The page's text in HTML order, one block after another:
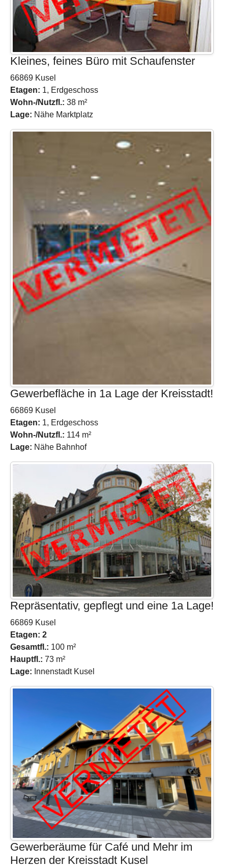
Kleines, feines Büro mit Schaufenster
66869 Kusel
Etagen: 1, Erdgeschoss
Wohn-/Nutzfl.: 38 m²
Lage: Nähe Marktplatz
Gewerbefläche in 1a Lage der Kreisstadt!
66869 Kusel
Etagen: 1, Erdgeschoss
Wohn-/Nutzfl.: 114 m²
Lage: Nähe Bahnhof
Repräsentativ, gepflegt und eine 1a Lage!
66869 Kusel
Etagen: 2
Gesamtfl.: 100 m²
Hauptfl.: 73 m²
Lage: Innenstadt Kusel
Gewerberäume für Café und Mehr im
Herzen der Kreisstadt Kusel